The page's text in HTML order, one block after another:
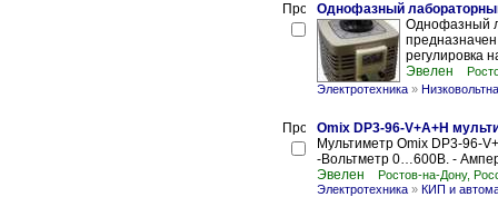
Однофазный
Однофазный
регулировка
Эвелен
Электротехника »
Omix DP3-96-V+A+H
Мультиметр Omix DP3-96-
-Вольтметр 0…600В. -
Эвелен
Ростов-на-Дону,
Электротехника » КИП и